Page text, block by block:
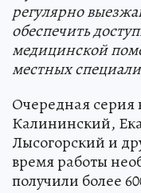
регулярно
обеспечить
медицинской
местных
Очередная серия
Калининский,
Лысогорский и
время работы
получили более